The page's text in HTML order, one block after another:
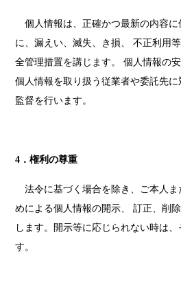
個人情報は、正確かつ最新の内容に
に、漏えい、滅失、き損、 不正利用
全管理措置を講じます。 個人情報の
個人情報を取り扱う従業者や委託先
監督を行います。
4．権利の尊重
法令に基づく場合を除き、ご本人ま
めによる個人情報の開示、 訂正、削
します。開示等に応じられない時は
す。